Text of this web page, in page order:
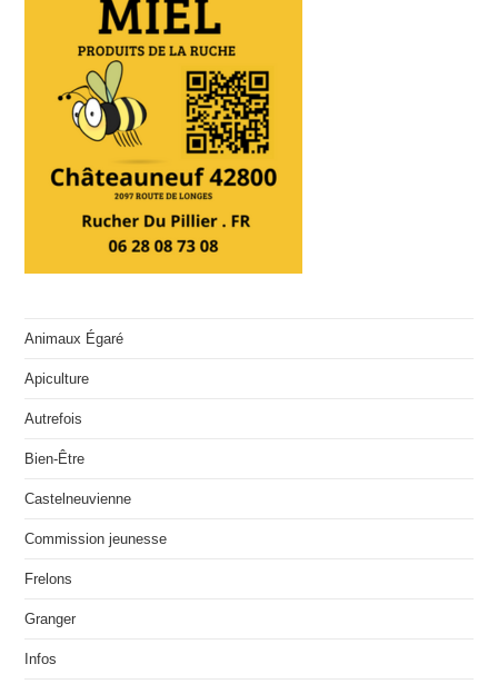
Animaux Égaré
Apiculture
Autrefois
Bien-Être
Castelneuvienne
Commission jeunesse
Frelons
Granger
Infos